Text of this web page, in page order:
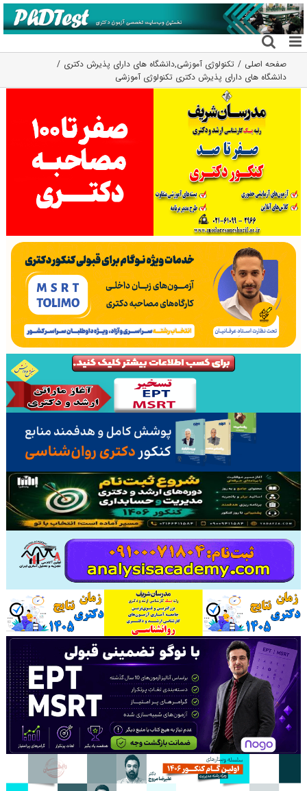
رفتن
به
محتوا
صفحه اصلی تکنولوژی آموزشی,دانشگاه های دارای پذیرش دکتری
دانشگاه های دارای پذیرش دکتری تکنولوژی آموزشی